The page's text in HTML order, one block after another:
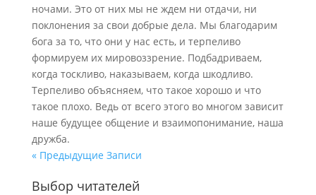
ночами. Это от них мы не ждем ни отдачи, ни
поклонения за свои добрые дела. Мы благодарим
бога за то, что они у нас есть, и терпеливо
формируем их мировоззрение. Подбадриваем,
когда тоскливо, наказываем, когда шкодливо.
Терпеливо объясняем, что такое хорошо и что
такое плохо. Ведь от всего этого во многом зависит
наше будущее общение и взаимопонимание, наша
дружба.
« Предыдущие Записи
Выбор читателей